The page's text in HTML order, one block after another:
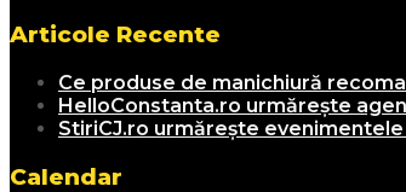
Articole Recente
Ce produse de manichiură
HelloConstanta.ro urmărește
StiriCJ.ro urmărește
Calendar